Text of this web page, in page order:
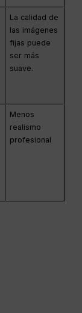
La calidad de
las imágenes
fijas puede
ser más
suave.
Menos
realismo
profesional